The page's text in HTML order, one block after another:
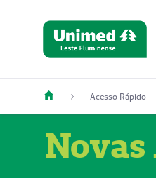
Acesso Rápido